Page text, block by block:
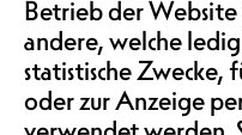
FOR FANS
MOYO,
Betrieb der
andere, welche
statistische
oder zur Anzeige